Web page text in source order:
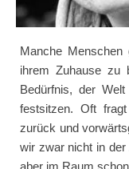
Manche
ihrem Zuhause zu
Bedürfnis, der
festsitzen. Oft
zurück und
wir zwar nicht in
aber im Raum